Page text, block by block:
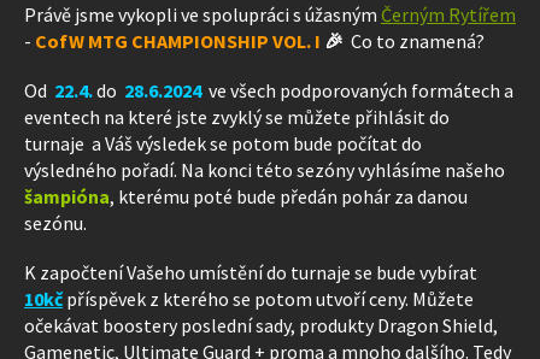
Právě jsme vykopli ve spolupráci s úžasným Černým Rytířem
- CofW MTG CHAMPIONSHIP VOL. I 🎉 Co to znamená?
Od 22.4.do 28.6.2024 ve všech podporovaných formátech a
eventech na které jste zvyklý se můžete přihlásit do
turnaje a Váš výsledek se potom bude počítat do
výsledného pořadí. Na konci této sezóny vyhlásíme našeho
šampióna, kterému poté bude předán pohár za danou
sezónu.
K započtení Vašeho umístění do turnaje se bude vybírat
10kčpříspěvek z kterého se potom utvoří ceny. Můžete
očekávat boostery poslední sady, produkty Dragon Shield,
Gamenetic, Ultimate Guard + proma a mnoho dalšího. Tedy